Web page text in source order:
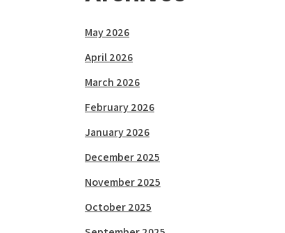
May 2026
April 2026
March 2026
February 2026
January 2026
December 2025
November 2025
October 2025